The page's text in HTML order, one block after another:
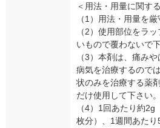
＜用法・用量に関す
（1）用法・用量を厳
（2）使用部位をラ
いもので覆わないで下
（3）本剤は、痛み
病気を治療するので
状のみを治療する薬
だけ使用して下さい。
（4）1回あたり約
枚分）、1週間あた